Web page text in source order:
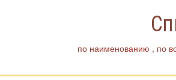
по наименованию по